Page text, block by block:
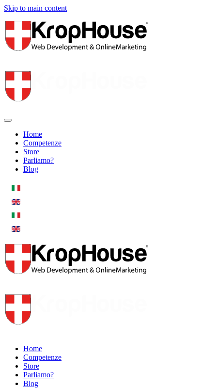
Skip to main content
Home
Competenze
Store
Parliamo?
Blog
Home
Competenze
Store
Parliamo?
Blog